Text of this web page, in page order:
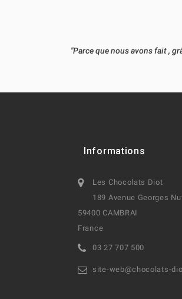
"Parce que nous avons fait ,
Informations
Les Chocolats Diot
189 Avenue Georges
59400 CAMBRAI
France
03 27 707 500
site-web@chocolats-